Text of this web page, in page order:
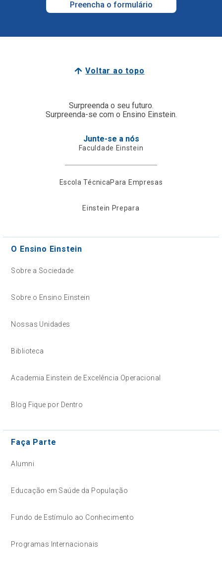
Preencha o formulário
Voltar ao topo
Surpreenda o seu futuro.
Surpreenda-se com o Ensino Einstein.
Junte-se a nós
Faculdade Einstein
Escola TécnicaPara Empresas
Einstein Prepara
O Ensino Einstein
Sobre a Sociedade
Sobre o Ensino Einstein
Nossas Unidades
Biblioteca
Academia Einstein de Excelência Operacional
Blog Fique por Dentro
Faça Parte
Alumni
Educação em Saúde da População
Fundo de Estímulo ao Conhecimento
Programas Internacionais